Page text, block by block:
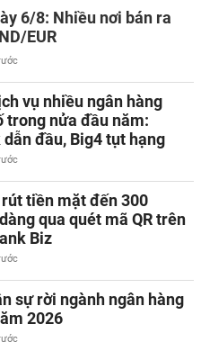
6/8: Nhiều nơi bán ra
EUR
vụ nhiều ngân hàng
trong nửa đầu năm:
đầu, Big4 tụt hạng
tiền mặt đến 300
qua quét mã QR trên
Biz
sự rời ngành ngân hàng
2026